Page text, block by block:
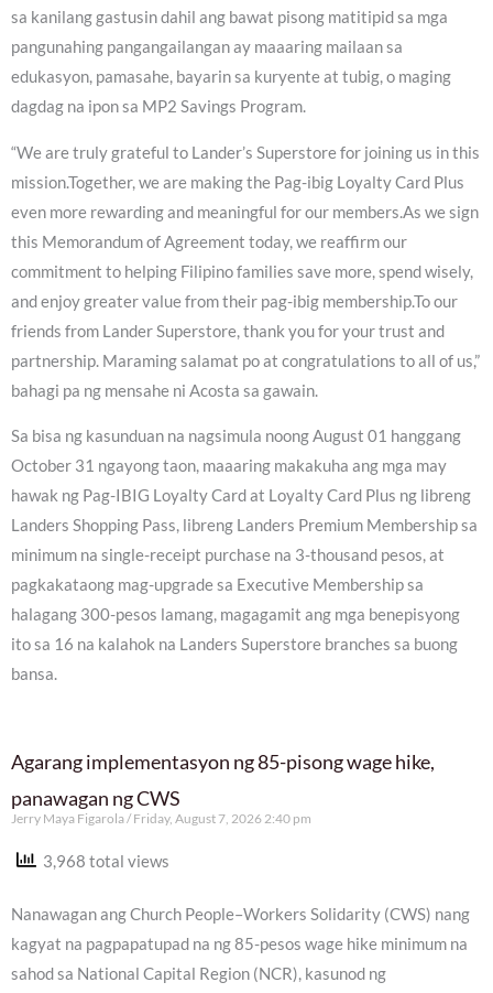
sa kanilang gastusin dahil ang bawat pisong matitipid sa mga
pangunahing pangangailangan ay maaaring mailaan sa
edukasyon, pamasahe, bayarin sa kuryente at tubig, o maging
dagdag na ipon sa MP2 Savings Program.
“We are truly grateful to Lander’s Superstore for joining us in this
mission.Together, we are making the Pag-ibig Loyalty Card Plus
even more rewarding and meaningful for our members.As we sign
this Memorandum of Agreement today, we reaffirm our
commitment to helping Filipino families save more, spend wisely,
and enjoy greater value from their pag-ibig membership.To our
friends from Lander Superstore, thank you for your trust and
partnership. Maraming salamat po at congratulations to all of us,”
bahagi pa ng mensahe ni Acosta sa gawain.
Sa bisa ng kasunduan na nagsimula noong August 01 hanggang
October 31 ngayong taon, maaaring makakuha ang mga may
hawak ng Pag-IBIG Loyalty Card at Loyalty Card Plus ng libreng
Landers Shopping Pass, libreng Landers Premium Membership sa
minimum na single-receipt purchase na 3-thousand pesos, at
pagkakataong mag-upgrade sa Executive Membership sa
halagang 300-pesos lamang, magagamit ang mga benepisyong
ito sa 16 na kalahok na Landers Superstore branches sa buong
bansa.
Agarang implementasyon ng 85-pisong wage hike,
panawagan ng CWS
Jerry Maya Figarola Friday, August 7, 2026 2:40 pm
3,968 total views
Nanawagan ang Church People–Workers Solidarity (CWS) nang
kagyat na pagpapatupad na ng 85-pesos wage hike minimum na
sahod sa National Capital Region (NCR), kasunod ng